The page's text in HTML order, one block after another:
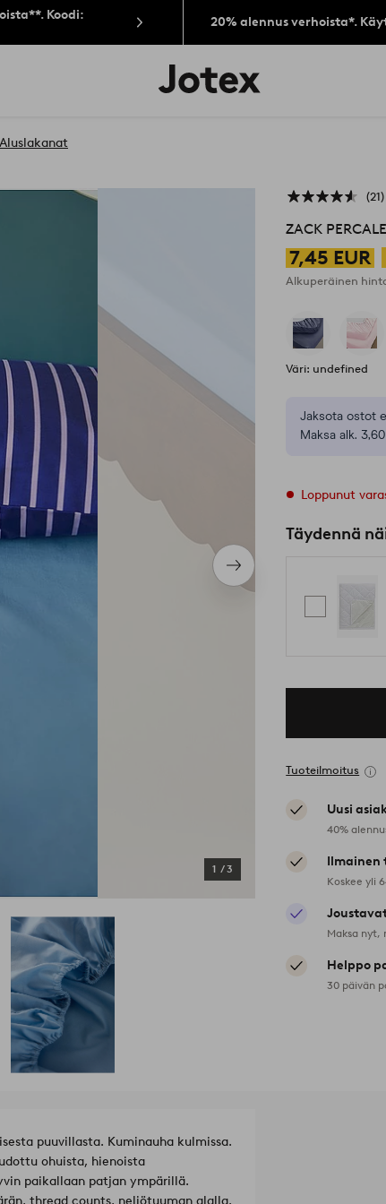
Koodi:
20% alennus verhoista*.
Jotex-
logo
Aluslakanat
Seuraava
tuote
1 /3
21
ZACK
7,45 EUR
Alkuperäinen
Väri: undefined
Jaksota ostot
Maksa alk.
Loppunut
Täydennä
Tuoteilmoitus
Uusi
40%
Ilmainen
Koskee yli
Maksa nyt,
Helppo
30 päivän
puuvillasta. Kuminauha kulmissa.
ohuista, hienoista
paikallaan patjan ympärillä.
thread counts, neliötuuman alalla.